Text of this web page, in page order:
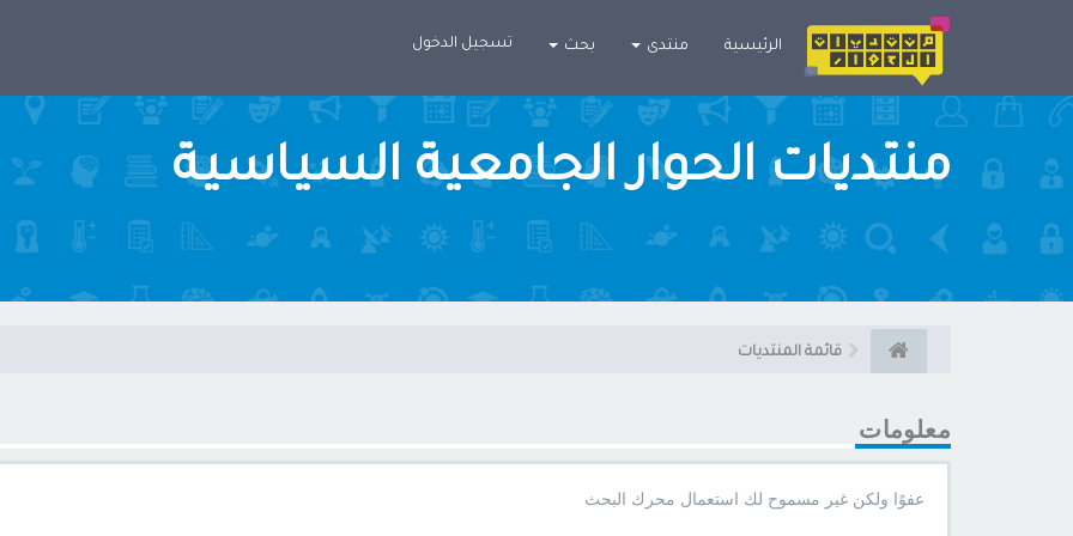
الرئيسية منتدى بحث تسجيل الدخول
منتديات الحوار الجامعية السياسية
قائمة المنتديات
معلومات
عفوًا ولكن غير مسموح لك استعمال محرك البحث